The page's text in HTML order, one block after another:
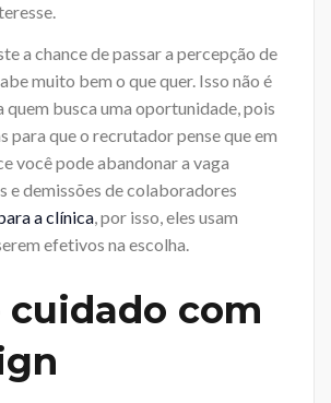
a chance de passar a percepção de
muito bem o que quer. Isso não é
quem busca uma oportunidade, pois
para que o recrutador pense que em
você pode abandonar a vaga
e demissões de colaboradores
a clínica , por isso, eles usam
efetivos na escolha.
cuidado com